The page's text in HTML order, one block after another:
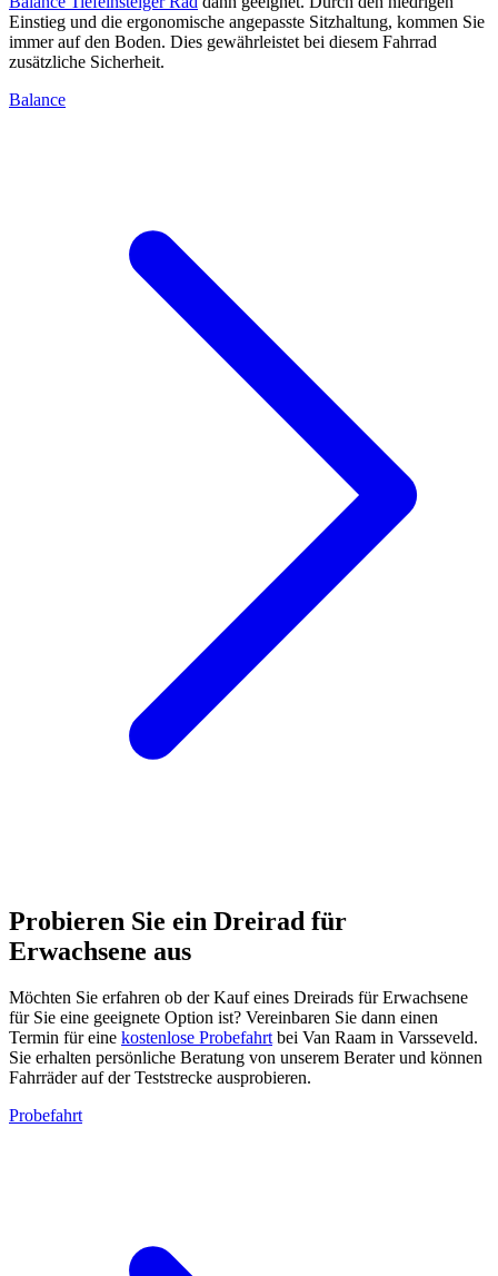
Einstieg und die ergonomische angepasste Sitzhaltung, kommen Sie
immer auf den Boden. Dies gewährleistet bei diesem Fahrrad
zusätzliche Sicherheit.
Balance
Probieren Sie ein Dreirad für
Erwachsene aus
Möchten Sie erfahren ob der Kauf eines Dreirads für Erwachsene
für Sie eine geeignete Option ist? Vereinbaren Sie dann einen
Termin für eine kostenlose Probefahrtbei Van Raam in Varsseveld.
Sie erhalten persönliche Beratung von unserem Berater und können
Fahrräder auf der Teststrecke ausprobieren.
Probefahrt